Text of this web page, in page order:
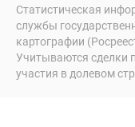
Статистическая
службы
картографии
Учитываются сделки
участия в долевом